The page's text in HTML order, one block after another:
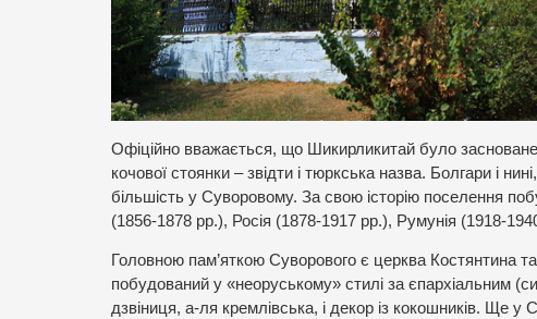
Офіційно вважається, що Шикирликитай було засноване
кочової стоянки – звідти і тюркська назва. Болгари і
більшість у Суворовому. За свою історію поселення
(1856-1878 рр.), Росія (1878-1917 рр.), Румунія (1918-
Головною пам’яткою Суворового є церква Костянтина
побудований у «неоруському» стилі за єпархіальним
дзвіниця, а-ля кремлівська, і декор із кокошників. Ще у